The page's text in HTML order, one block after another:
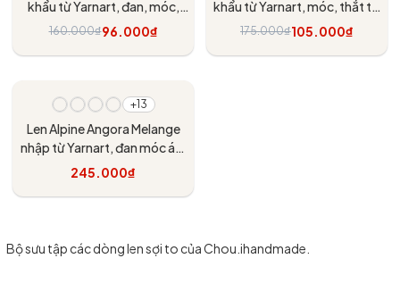
khẩu từ Yarnart, đan, móc,
thắt túi xách, đệm
160.000₫96.000₫
khẩu từ Yarnart, móc, thắt túi
xách, đệm
175.000₫105.000₫
+13
Len Alpine Angora Melange
nhập từ Yarnart, đan móc áo,
váy, khăn
245.000₫
Bộ sưu tập các dòng len sợi to của Chou.ihandmade.